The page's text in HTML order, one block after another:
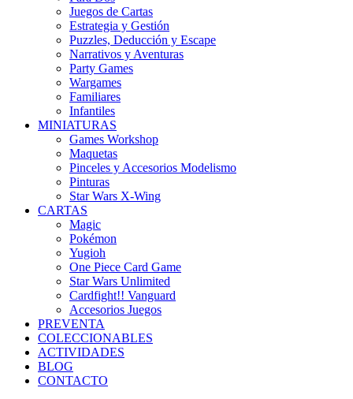
Juegos de Cartas
Estrategia y Gestión
Puzzles, Deducción y Escape
Narrativos y Aventuras
Party Games
Wargames
Familiares
Infantiles
MINIATURAS
Games Workshop
Maquetas
Pinceles y Accesorios Modelismo
Pinturas
Star Wars X-Wing
CARTAS
Magic
Pokémon
Yugioh
One Piece Card Game
Star Wars Unlimited
Cardfight!! Vanguard
Accesorios Juegos
PREVENTA
COLECCIONABLES
ACTIVIDADES
BLOG
CONTACTO